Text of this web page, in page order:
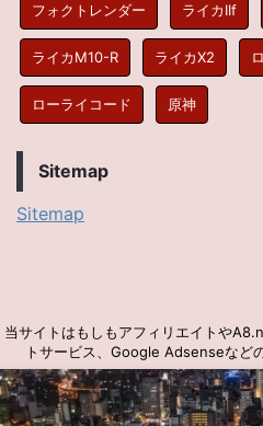
フォクトレンダー ライカIIf
ライカM10-R ライカX2
ローライコード 原神
Sitemap
Sitemap
当サイトはもしもアフィリエイトや
トサービス、Google Adsenseなど